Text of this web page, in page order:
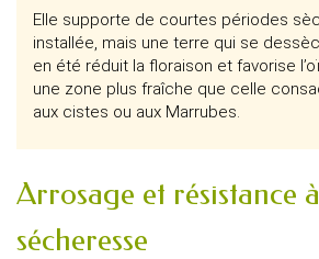
Elle supporte de courtes périodes
installée, mais une terre qui se
en été réduit la floraison et favorise
une zone plus fraîche que celle
aux cistes ou aux Marrubes.
Arrosage et résistance
sécheresse